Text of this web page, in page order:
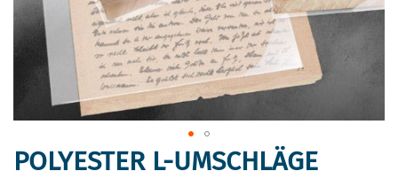
Zum
POLYESTER L-UMSCHLÄGE